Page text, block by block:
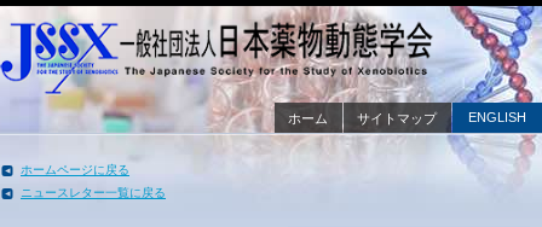
ENGLISH
ホーム サイトマップ
ホームページに戻る
ニュースレター一覧に戻る